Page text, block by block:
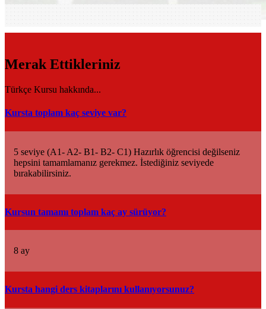
Merak Ettikleriniz
Türkçe Kursu hakkında...
Kursta toplam kaç seviye var?
5 seviye (A1- A2- B1- B2- C1) Hazırlık öğrencisi değilseniz
hepsini tamamlamanız gerekmez. İstediğiniz seviyede
bırakabilirsiniz.
Kursun tamamı toplam kaç ay sürüyor?
8 ay
Kursta hangi ders kitaplarını kullanıyorsunuz?